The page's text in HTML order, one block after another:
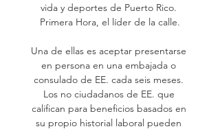
vida y deportes de Puerto Rico.
Primera Hora, el líder de la calle.
Una de ellas es aceptar presentarse
en persona en una embajada o
consulado de EE. cada seis meses.
Los no ciudadanos de EE. que
califican para beneficios basados en
su propio historial laboral pueden